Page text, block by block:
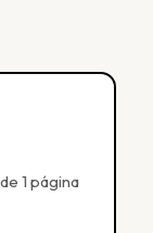
1 página